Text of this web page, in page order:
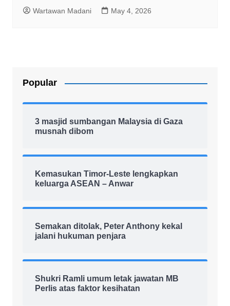
Wartawan Madani May 4, 2026
Popular
3 masjid sumbangan Malaysia di Gaza
musnah dibom
Kemasukan Timor-Leste lengkapkan
keluarga ASEAN – Anwar
Semakan ditolak, Peter Anthony kekal
jalani hukuman penjara
Shukri Ramli umum letak jawatan MB
Perlis atas faktor kesihatan